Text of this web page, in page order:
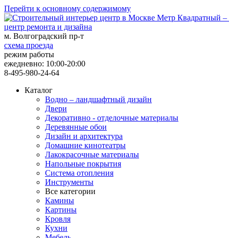
Перейти к основному содержимому
центр ремонта и дизайна
м. Волгоградский пр-т
схема проезда
режим работы
ежедневно: 10:00-20:00
8-495-980-24-64
Каталог
Водно – ландшафтный дизайн
Двери
Декоративно - отделочные материалы
Деревянные обои
Дизайн и архитектура
Домашние кинотеатры
Лакокрасочные материалы
Напольные покрытия
Система отопления
Инструменты
Все категории
Камины
Картины
Кровля
Кухни